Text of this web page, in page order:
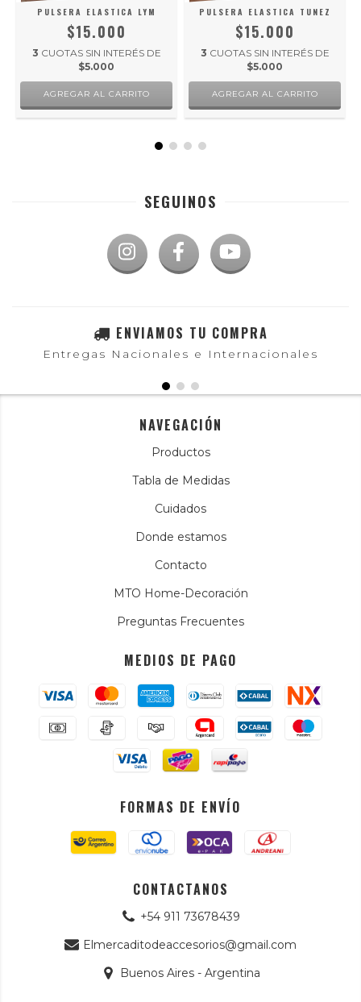
PULSERA ELASTICA LYM
$15.000
3 CUOTAS SIN INTERÉS DE
$5.000
PULSERA ELASTICA TUNEZ
$15.000
3 CUOTAS SIN INTERÉS DE
$5.000
SEGUINOS
ENVIAMOS TU COMPRA
Entregas Nacionales e Internacionales
NAVEGACIÓN
Productos
Tabla de Medidas
Cuidados
Donde estamos
Contacto
MTO Home-Decoración
Preguntas Frecuentes
MEDIOS DE PAGO
FORMAS DE ENVÍO
CONTACTANOS
+54 911 73678439
Elmercaditodeaccesorios@gmail.com
Buenos Aires - Argentina